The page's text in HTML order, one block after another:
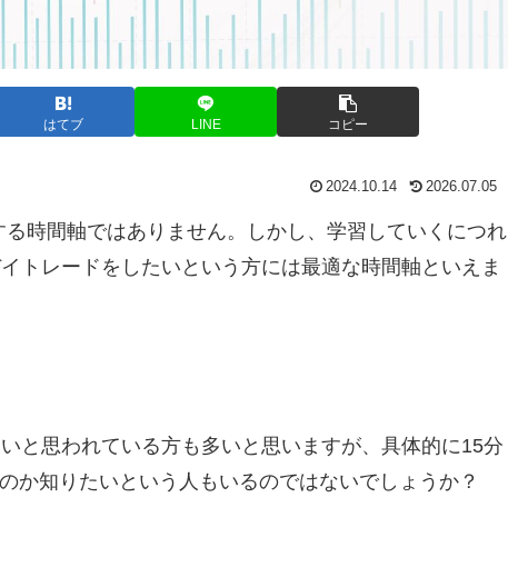
はてブ LINE コピー
2024.10.14 2026.07.05
時間軸ではありません。しかし、学習していくにつれ
トレードをしたいという方には最適な時間軸といえま
と思われている方も多いと思いますが、具体的に15分
か知りたいという人もいるのではないでしょうか？